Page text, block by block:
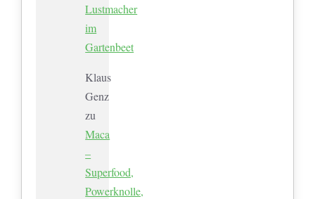
Lustmacher
im
Gartenbeet
Klaus
Genz
zu
Maca
–
Superfood,
Powerknolle,